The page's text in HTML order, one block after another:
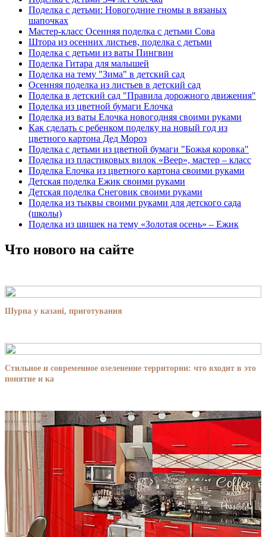
Поделка с детьми: Новогодние гномы в вязаных
шапочках
Мастер-класс Осенняя поделка с детьми Сова
Штора из осенних листьев, поделка с детьми
Поделка с детьми из ваты Пингвин
Поделка Гитара для малышей
Поделка на тему "Зима" в детский сад
Осенняя поделка из листьев в детский сад
Поделка в детский сад "Правила дорожного движения"
Поделка из цветной бумаги Елочка
Поделка из ваты Елочка новогодняя своими руками
Как сделать с ребенком поделку на новый год из
цветного картона Дед Мороз
Поделка с детьми из цветной бумаги "Божья коровка"
Поделка из пластиковых вилок «Веер», мастер – класс
Поделка Елочка из цветного картона своими руками
Детская поделка Ежик своими руками
Детская поделка Снеговик своими руками
Поделка из тыквы своими руками для детского сада
(школы)
Поделка из шишек на тему «Золотая осень» – Ежик
Что нового на сайте
Шурпа у казані, приготування
Стильное и современное озеленение территории: что входит в это
понятие и ка